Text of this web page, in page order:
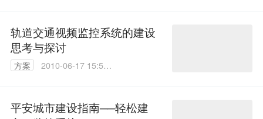
轨道交通视频监控系统的建设
思考与探讨
方案
2010-06-17 15:55:
平安城市建设指南──轻松建